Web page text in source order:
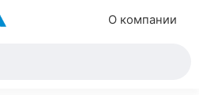
О компании